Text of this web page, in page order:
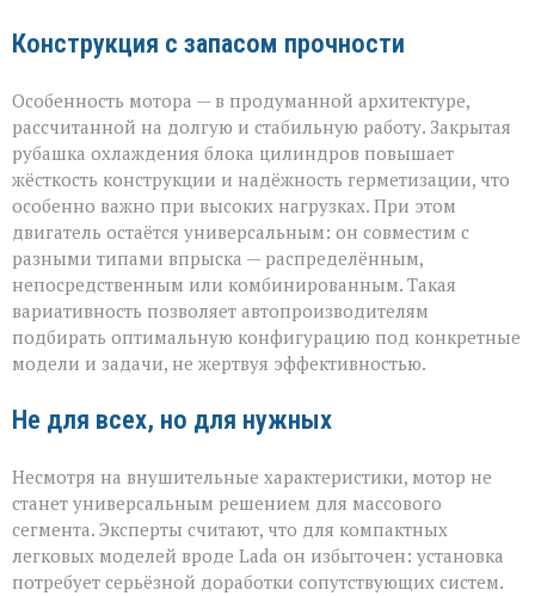
Конструкция с запасом прочности
Особенность мотора — в продуманной архитектуре,
рассчитанной на долгую и стабильную работу. Закрытая
рубашка охлаждения блока цилиндров повышает
жёсткость конструкции и надёжность герметизации, что
особенно важно при высоких нагрузках. При этом
двигатель остаётся универсальным: он совместим с
разными типами впрыска — распределённым,
непосредственным или комбинированным. Такая
вариативность позволяет автопроизводителям
подбирать оптимальную конфигурацию под конкретные
модели и задачи, не жертвуя эффективностью.
Не для всех, но для нужных
Несмотря на внушительные характеристики, мотор не
станет универсальным решением для массового
сегмента. Эксперты считают, что для компактных
легковых моделей вроде Lada он избыточен: установка
потребует серьёзной доработки сопутствующих систем.